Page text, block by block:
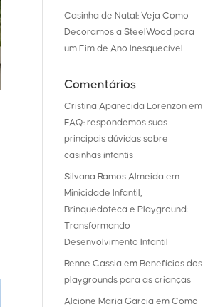
Casinha de Natal: Veja Como
Decoramos a SteelWood para
um Fim de Ano Inesquecível
Comentários
Cristina Aparecida Lorenzon em
FAQ: respondemos suas
principais dúvidas sobre
casinhas infantis
Silvana Ramos Almeida em
Minicidade Infantil,
Brinquedoteca e Playground:
Transformando
Desenvolvimento Infantil
Renne Cassia emBenefícios dos
playgrounds para as crianças
Alcione Maria Garcia emComo